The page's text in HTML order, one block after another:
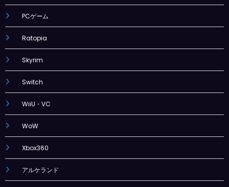
PCゲーム
Ratopia
Skyrim
Switch
WiiU・VC
WoW
Xbox360
アルケランド